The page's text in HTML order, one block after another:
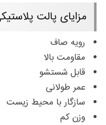
مزایای پالت
رویه صاف
مقاومت بالا
قابل شستشو
عمر طولانی
سازگار با محیط زیست
وزن کم